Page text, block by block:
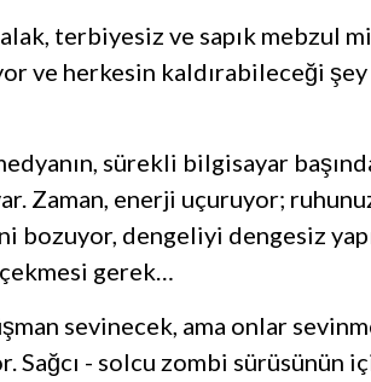
terbiyesiz ve sapık mebzul
ve herkesin kaldırabileceği
sürekli bilgisayar
Zaman, enerji uçuruyor;
dengeliyi dengesiz
gerek…
sevinecek, ama onlar
- solcu zombi sürüsünün